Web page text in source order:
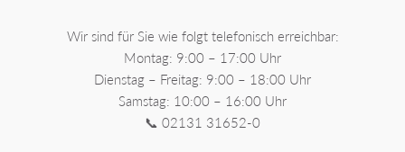
Wir sind für Sie wie folgt telefonisch erreichbar:
Montag: 9:00 – 17:00 Uhr
Dienstag – Freitag: 9:00 – 18:00 Uhr
Samstag: 10:00 – 16:00 Uhr
📞 02131 31652-0